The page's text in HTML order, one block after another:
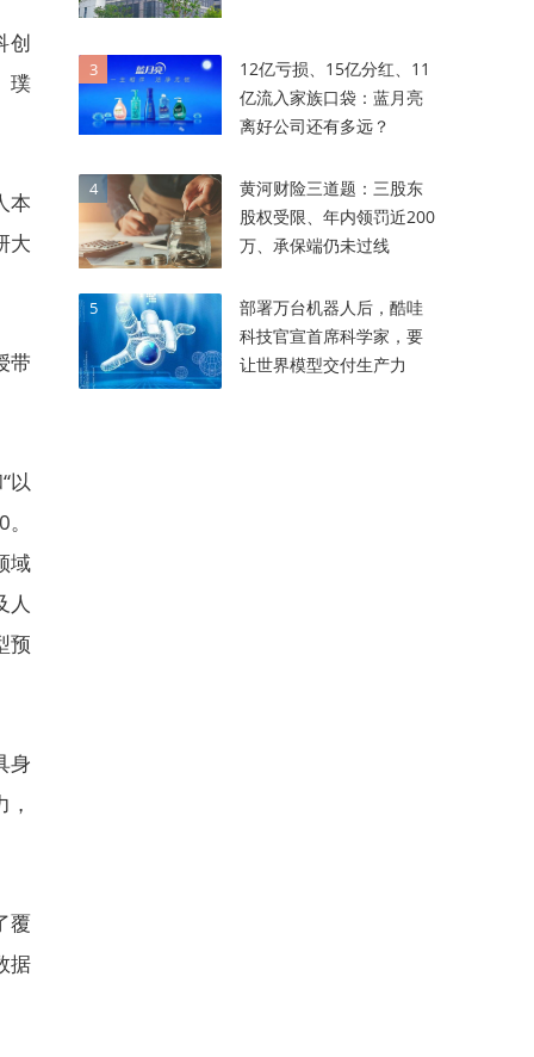
创
璞
本
大
带
以
域
人
预
身
覆
据
3
12亿亏损、15亿分红、11
亿流入家族口袋：蓝月亮
离好公司还有多远？
4
黄河财险三道题：三股东
股权受限、年内领罚近200
万、承保端仍未过线
5
部署万台机器人后，酷哇
科技官宣首席科学家，要
让世界模型交付生产力